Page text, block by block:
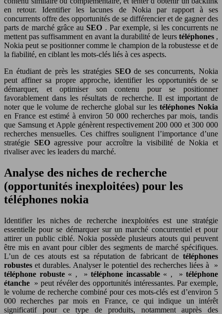
en retour. Identifier les lacunes de Nokia par rapport à ses
concurrents offre des opportunités de se différencier et de gagner des
parts de marché grâce auSEO . Par exemple, si les concurrents ne
mettent pas suffisamment en avant la durabilité de leurs téléphones ,
Nokia peut se positionner comme le champion de la robustesse et de
la fiabilité, en ciblant les mots-clés liés à ces aspects.
En étudiant de près les stratégies SEOde ses concurrents, Nokia
peut affiner sa propre approche, identifier les opportunités de se
démarquer, et optimiser son contenu pour se positionner
favorablement dans les résultats de recherche. Il est important de
noter que le volume de recherche global sur lestéléphones Nokia
en France est estimé à environ 50 000 recherches par mois, tandis
que Samsung et Apple génèrent respectivement 200 000 et 300 000
recherches mensuelles. Ces chiffres soulignent l’importance d’une
stratégie SEOagressive pour accroître la visibilité de Nokia et
rivaliser avec les leaders du marché.
Analyse des niches de recherche
(opportunités inexploitées) pour les
téléphones nokia
Identifier les niches de recherche inexploitées est une stratégie
essentielle pour se démarquer sur un marché concurrentiel et pour
attirer un public ciblé. Nokia possède plusieurs atouts qui peuvent
être mis en avant pour cibler des segments de marché spécifiques.
L’un de ces atouts est sa réputation de fabricant de téléphones
robustes et durables. Analyser le potentiel des recherches liées à »
téléphone robuste « , » téléphone incassable « , » téléphone
étanche » peut révéler des opportunités intéressantes. Par exemple,
le volume de recherche combiné pour ces mots-clés est d’environ 5
000 recherches par mois en France, ce qui indique un intérêt
significatif pour ce type de produits, notamment auprès des